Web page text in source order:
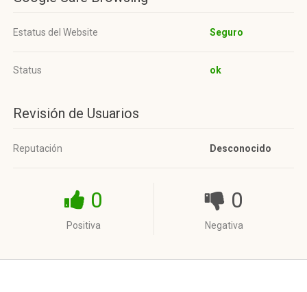
Estatus del Website Seguro
Status ok
Revisión de Usuarios
Reputación Desconocido
0
Positiva
0
Negativa